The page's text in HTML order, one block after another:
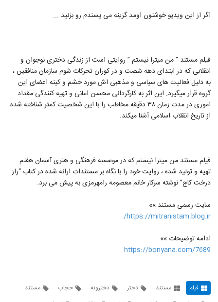
اگر از این ویدیو خوشتون اومد گزینه می پسندم رو بزنید ...
فیلم مستند ” من میترا نیستم ” روایتی است از زندگی دختری نوجوان و
انقلابی که در ابتدای دهه شصت و در کوران تحرکات شوم سازمان منافقین ،
به دلیل فعالیت های سیاسی و مذهبی اش مورد خشم و کینه اعضای این
گروه قرار میگیرد. این اثر به کارگردانی محسن امانی و تهیه کنندگی مقداد
اموری در مدت زمان ۳۸ دقیقه مخاطب را با این شخصیت کمتر شناخته شده
از تاریخ انقلاب اسلامی آشنا میکند.
فیلم مستند من میترا نیستم که در موسسه فرهنگی و هنری آسمان هفتم
تهیه و تولید شده ، روایت خود را با نگاه بر مستندات ارائه شده در کتاب “راز
درخت کاج” نوشته سرکار خانم معصومه رامهرمزی به پیش می برد.
سایت رسمی مستند »»
https://mitranistam.blog.ir/
ادامه توضیحات »»
https://bonyana.com/7689
فیلم مستند دختر دخترونه حجاب
مستند